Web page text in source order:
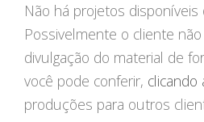
RECEITA / AULA
PRODUTO/SERVIÇO
INSTITUCIONAL
Não há projetos disponíveis
Possivelmente o cliente
divulgação do material de
você pode conferir, clicando
produções para outros